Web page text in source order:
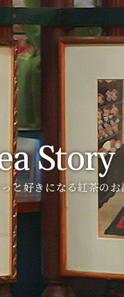
Story
と好きになる紅茶のお